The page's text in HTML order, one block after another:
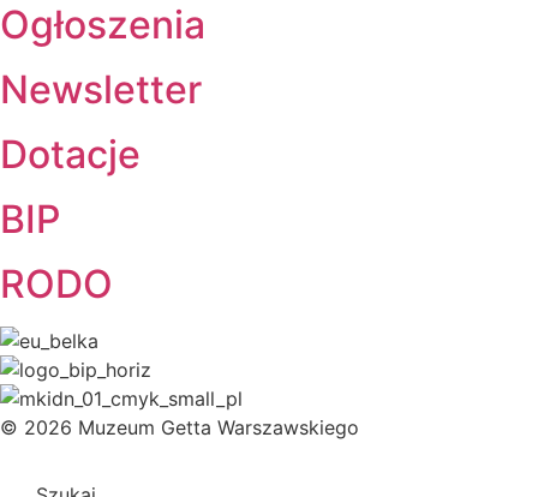
Ogłoszenia
Newsletter
Dotacje
BIP
RODO
© 2026 Muzeum Getta Warszawskiego